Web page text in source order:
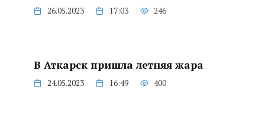
26.05.2023 17:03 246
В Аткарск пришла летняя жара
24.05.2023 16:49 400